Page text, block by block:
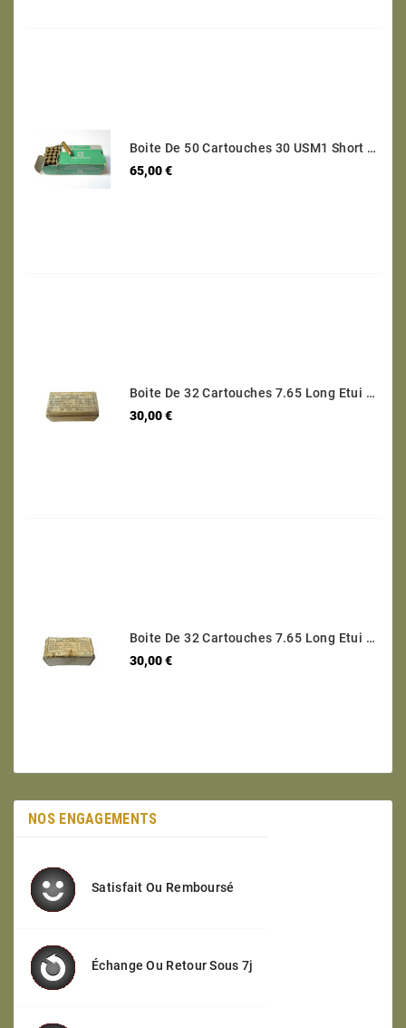
Boite De 50 Cartouches 30 USM1 Short Categorie C
65,00 €Prix
Boite De 32 Cartouches 7.65 Long Etui Laiton Categorie B Ref 95
30,00 €Prix
Boite De 32 Cartouches 7.65 Long Etui Laiton Categorie B Ref 30
30,00 €Prix
NOS ENGAGEMENTS
Satisfait Ou Remboursé
Échange Ou Retour Sous 7j